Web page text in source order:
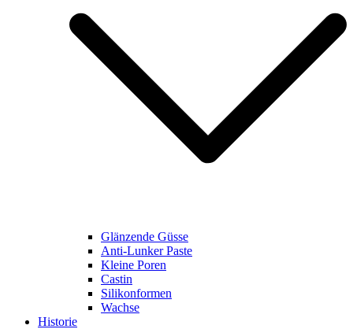
Glänzende Güsse
Anti-Lunker Paste
Kleine Poren
Castin
Silikonformen
Wachse
Historie